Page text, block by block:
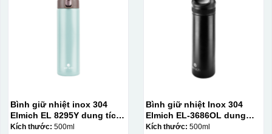
Bình giữ nhiệt inox 304
Elmich EL 8295Y dung tích
500ml
Kích thước: 500ml
Bình giữ nhiệt Inox 304
Elmich EL-3686OL dung
tích 500ml
Kích thước: 500ml